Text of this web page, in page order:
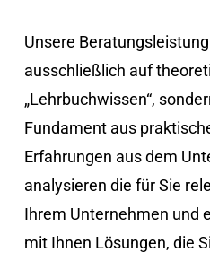
Unsere
ausschließlich auf
„Lehrbuchwissen“,
Fundament aus
Erfahrungen aus dem
analysieren die für Sie
Ihrem Unternehmen und
mit Ihnen Lösungen, die